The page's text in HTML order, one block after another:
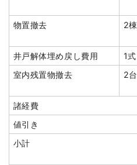
室内残置物撤去
4m³
諸経費
値引き
消費税
合計金額
物置撤去 2棟
井戸解体埋め戻し費用 1式
室内残置物撤去
2台
諸経費
値引き
小計